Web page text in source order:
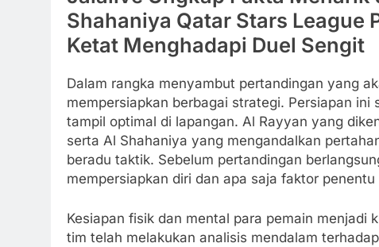
Shahaniya Qatar Stars League
Ketat Menghadapi Duel Sengit
Dalam rangka menyambut pertandingan yang
mempersiapkan berbagai strategi. Persiapan
tampil optimal di lapangan. Al Rayyan yang
serta Al Shahaniya yang mengandalkan
beradu taktik. Sebelum pertandingan
mempersiapkan diri dan apa saja faktor
Kesiapan fisik dan mental para pemain menjadi
tim telah melakukan analisis mendalam